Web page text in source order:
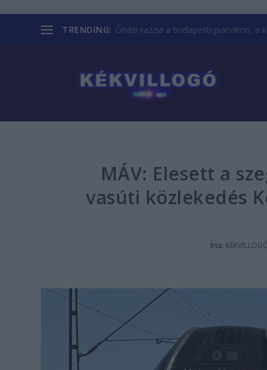
TRENDING: Óriási razzia a budapesti piacokon, a
MÁV: Elesett a
vasúti közlekedés
Írta: